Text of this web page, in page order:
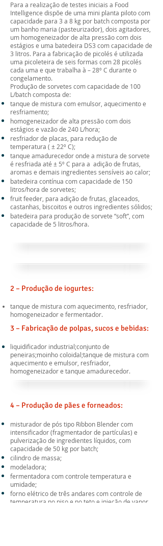
Para a realização de testes iniciais a Food
Intelligence dispõe de uma mini planta piloto com
capacidade para 3 a 8 kg por batch composta por
um banho maria (pasteurizador), dois agitadores,
um homogeneizador de alta pressão com dois
estágios e uma batedeira DS3 com capacidade de
3 litros. Para a fabricação de picolés é utilizada
uma picoleteira de seis formas com 28 picolés
cada uma e que trabalha à – 28º C durante o
congelamento.
Produção de sorvetes com capacidade de 100
L/batch composta de:
tanque de mistura com emulsor, aquecimento e
resfriamento;
homogeneizador de alta pressão com dois
estágios e vazão de 240 L/hora;
resfriador de placas, para redução de
temperatura ( ± 22º C);
tanque amadurecedor onde a mistura de sorvete
é resfriada até ± 5º C para a adição de frutas,
aromas e demais ingredientes sensíveis ao calor;
batedeira contínua com capacidade de 150
litros/hora de sorvetes;
fruit feeder, para adição de frutas, glaceados,
castanhas, biscoitos e outros ingredientes sólidos;
batedeira para produção de sorvete “soft”, com
capacidade de 5 litros/hora.
2 – Produção de iogurtes:
tanque de mistura com aquecimento, resfriador,
homogeneizador e fermentador.
3 – Fabricação de polpas, sucos e bebidas:
liquidificador industrial;conjunto de
peneiras;moinho coloidal;tanque de mistura com
aquecimento e emulsor, resfriador,
homogeneizador e tanque amadurecedor.
4 – Produção de pães e forneados:
misturador de pós tipo Ribbon Blender com
intensificador (fragmentador de partículas) e
pulverização de ingredientes líquidos, com
capacidade de 50 kg por batch;
cilindro de massa;
modeladora;
fermentadora com controle temperatura e
umidade;
forno elétrico de três andares com controle de
temperatura no piso e no teto e injeção de vapor